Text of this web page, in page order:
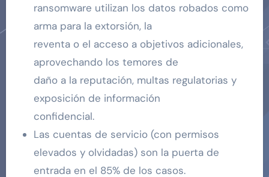
ransomware utilizan los datos robados como
arma para la extorsión, la
reventa o el acceso a objetivos adicionales,
aprovechando los temores de
daño a la reputación, multas regulatorias y
exposición de información
confidencial.
Las cuentas de servicio (con permisos
elevados y olvidadas) son la puerta de
entrada en el 85% de los casos.